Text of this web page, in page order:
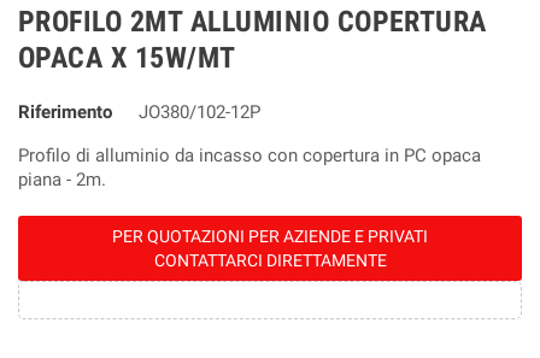
PROFILO 2MT ALLUMINIO COPERTURA
OPACA X 15W/MT
Riferimento
JO380/102-12P
Profilo di alluminio da incasso con copertura in PC opaca
piana - 2m.
PER QUOTAZIONI PER AZIENDE E PRIVATI
CONTATTARCI DIRETTAMENTE